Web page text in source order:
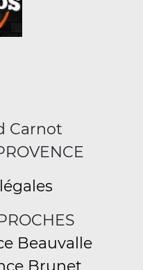
Carnot
Beauvalle
Brunet